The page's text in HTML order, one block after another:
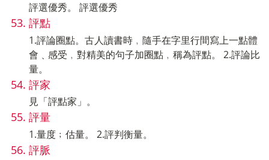
評選優秀。 評選優秀
評點
1.評論圈點。古人讀書時﹐隨手在字里行間寫上一點體
會﹑感受﹐對精美的句子加圈點﹐稱為評點。 2.評論比
量。
評家
見「評點家」。
評量
1.量度﹔估量。 2.評判衡量。
評脈